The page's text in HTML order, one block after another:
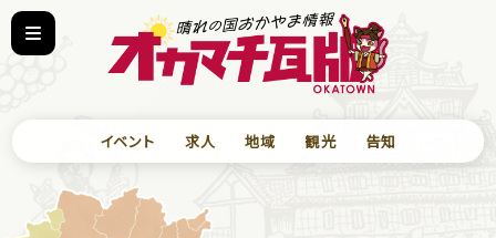
イベント 求人 地域 観光 告知